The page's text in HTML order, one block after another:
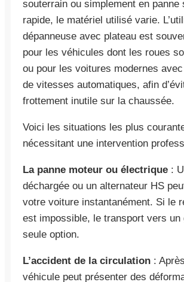
souterrain ou simplement en panne
rapide, le matériel utilisé varie.
dépanneuse avec plateau est
pour les véhicules dont les roues
ou pour les voitures modernes
de vitesses automatiques, afin
frottement inutile sur la chaussée.
Voici les situations les plus
nécessitant une intervention
La panne moteur ou électrique :
déchargée ou un alternateur HS
votre voiture instantanément. Si le
est impossible, le transport vers un
seule option.
L’accident de la circulation :
véhicule peut présenter des